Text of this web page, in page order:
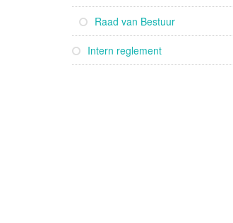
Raad van Bestuur
Intern reglement